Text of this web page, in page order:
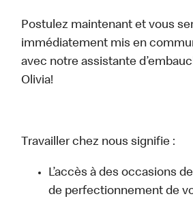
Postulez maintenant et vous
immédiatement mis en
avec notre assistante
Olivia!
Travailler chez nous signifie :
L’accès à des occasions
de perfectionnement de